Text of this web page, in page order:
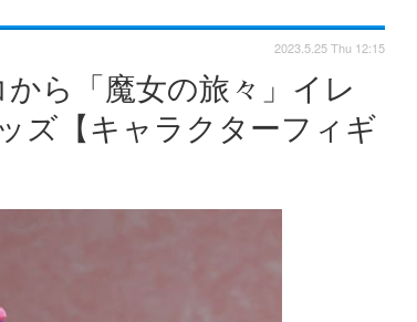
ら「魔女の旅々」イレ
ズ【キャラクターフィギ
2023.5.25 Thu 12:15